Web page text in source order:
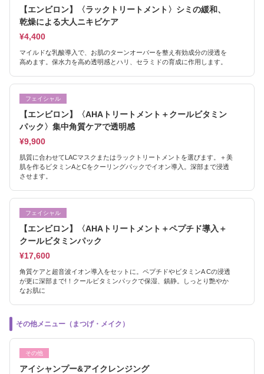
【エンビロン】〈ラックトリートメント〉シミの緩和、
乾燥による大人ニキビケア
¥4,400
マイルドな乳酸導入で、お肌のターンオーバーを整え有効成分の浸透を
高めます。保水力を高め透明感とハリ、セラミドの育成に作用します。
フェイシャル
【エンビロン】〈AHAトリートメント＋クールビタミン
パック〉集中角質ケアで透明感
¥9,900
肌質に合わせてLACマスクまたはラックトリートメントを選びます。＋美
肌を作るビタミンAとCをクーリングパックでイオン導入。深部まで浸透
させます。
フェイシャル
【エンビロン】〈AHAトリートメント＋ペプチド導入＋
クールビタミンパック
¥17,600
角質ケアと超音波イオン導入をセットに。ペプチドやビタミンA Cの浸透
が更に深部まで!！クールビタミンパックで保湿、鎮静。しっとり艶やか
なお肌に
その他メニュー（まつげ・メイク）
その他
アイシャンプー&アイクレンジング